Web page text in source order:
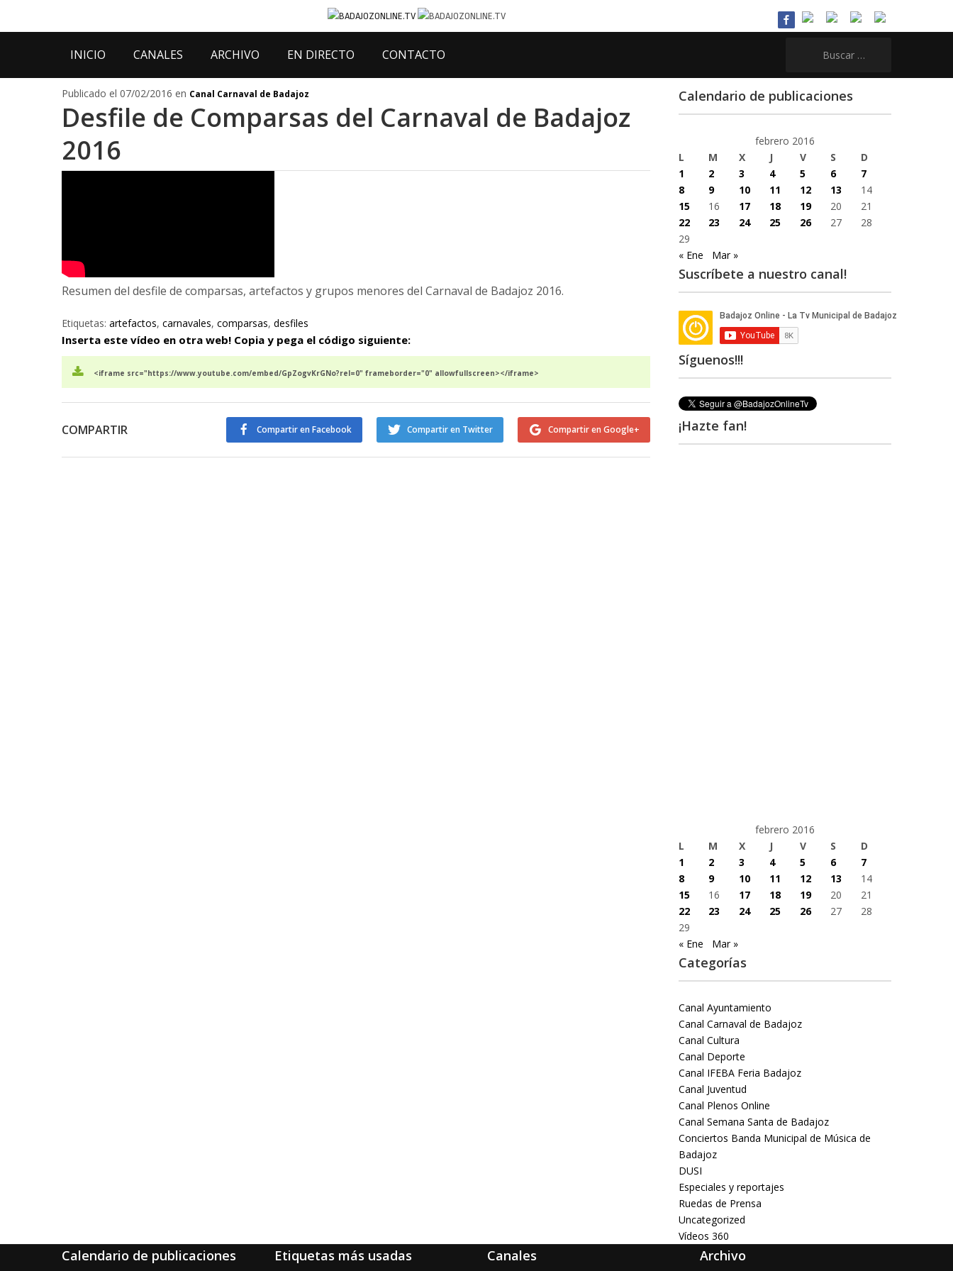
INICIO CANALES ARCHIVO EN DIRECTO CONTACTO
Publicado el 07/02/2016 en Canal Carnaval de Badajoz
Desfile de Comparsas del Carnaval de Badajoz
2016
Resumen del desfile de comparsas, artefactos y grupos menores del Carnaval de Badajoz 2016.
Etiquetas: artefactos, carnavales, comparsas, desfiles
Inserta este vídeo en otra web! Copia y pega el código siguiente:
<iframe src="https://www.youtube.com/embed/GpZogvKrGNo?rel=0" frameborder="0" allowfullscreen></iframe>
COMPARTIR Compartir en Google+
Compartir en Twitter
Compartir en Facebook
Calendario de publicaciones
febrero 2016
L
M X J V S
D
1
2 3 4 5 6
7
8
9 10 11 12 13
14
15
16 17 18 19 20
21
22
23 24 25 26 27
28
29
« Ene
Mar »
Suscríbete a nuestro canal!
Síguenos!!!
¡Hazte fan!
febrero 2016
L
M X J V S
D
1
2 3 4 5 6
7
8
9 10 11 12 13
14
15
16 17 18 19 20
21
22
23 24 25 26 27
28
29
« Ene
Mar »
Categorías
Canal Ayuntamiento
Canal Carnaval de Badajoz
Canal Cultura
Canal Deporte
Canal IFEBA Feria Badajoz
Canal Juventud
Canal Plenos Online
Canal Semana Santa de Badajoz
Conciertos Banda Municipal de Música de
Badajoz
DUSI
Especiales y reportajes
Ruedas de Prensa
Uncategorized
Vídeos 360
Calendario de publicaciones Etiquetas más usadas Canales Archivo